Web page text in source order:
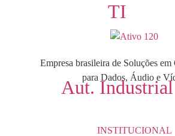
TI
Aut. Industrial
Empresa brasileira de Soluções
para Dados, Áudio e
INSTITUCIONAL